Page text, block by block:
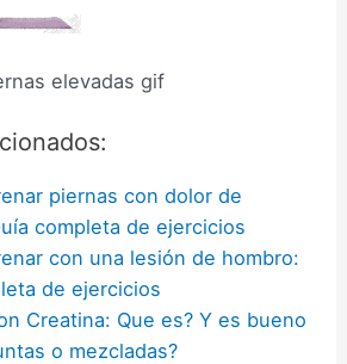
elevadas gif
piernas con dolor de
completa de ejercicios
con una lesión de hombro:
de ejercicios
Creatina: Que es? Y es bueno
o mezcladas?